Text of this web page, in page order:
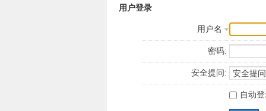
用户登录
用户名
密码:
安全提问:
自动